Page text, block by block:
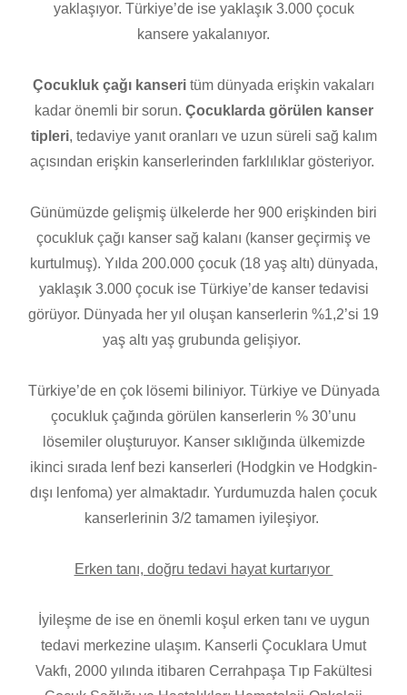
yaklaşıyor. Türkiye’de ise yaklaşık 3.000 çocuk
kansere yakalanıyor.
Çocukluk çağı kanseri tüm dünyada erişkin vakaları
kadar önemli bir sorun. Çocuklarda görülen kanser
tipleri, tedaviye yanıt oranları ve uzun süreli sağ kalım
açısından erişkin kanserlerinden farklılıklar gösteriyor.
Günümüzde gelişmiş ülkelerde her 900 erişkinden biri
çocukluk çağı kanser sağ kalanı (kanser geçirmiş ve
kurtulmuş). Yılda 200.000 çocuk (18 yaş altı) dünyada,
yaklaşık 3.000 çocuk ise Türkiye’de kanser tedavisi
görüyor. Dünyada her yıl oluşan kanserlerin %1,2’si 19
yaş altı yaş grubunda gelişiyor.
Türkiye’de en çok lösemi biliniyor. Türkiye ve Dünyada
çocukluk çağında görülen kanserlerin % 30’unu
lösemiler oluşturuyor. Kanser sıklığında ülkemizde
ikinci sırada lenf bezi kanserleri (Hodgkin ve Hodgkin-
dışı lenfoma) yer almaktadır. Yurdumuzda halen çocuk
kanserlerinin 3/2 tamamen iyileşiyor.
Erken tanı, doğru tedavi hayat kurtarıyor
İyileşme de ise en önemli koşul erken tanı ve uygun
tedavi merkezine ulaşım. Kanserli Çocuklara Umut
Vakfı, 2000 yılında itibaren Cerrahpaşa Tıp Fakültesi